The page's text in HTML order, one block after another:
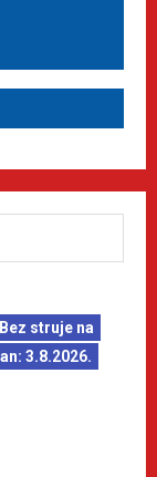
Bez struje na
3.8.2026.